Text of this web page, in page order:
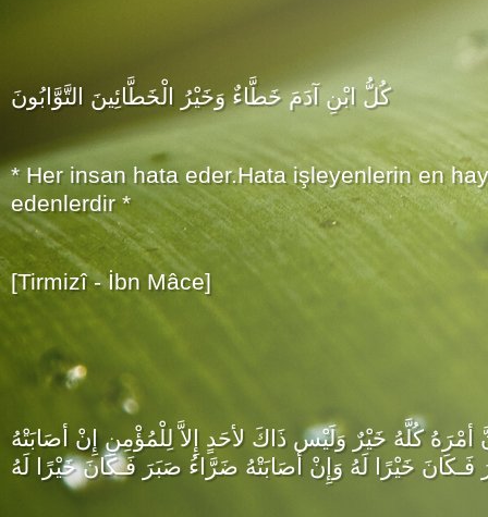
كُلُّ ابْنِ آدَمَ خَطَّاءٌ وَخَيْرُ الْخَطَّائِينَ التَّوَّابُونَ
* Her insan hata eder.Hata işleyenlerin en
edenlerdir *
[Tirmizî - İbn Mâce]
أمْرَهُ كُلَّهُ خَيْرٌ وَلَيْس ذَاكَ لأحَدٍ إِلاَّ لِلْمُؤْمِنِ إِنْ أصَابَتْهُ
خَيْرًا لَهُ وَإِنْ أصَابَتْهُ ضَرَّاءُ صَبَرَ فَـكَانَ خَيْرًا لَهُ